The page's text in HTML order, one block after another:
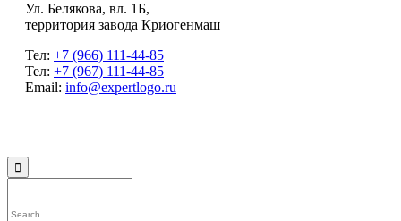
Ул. Белякова, вл. 1Б,
территория завода Криогенмаш
Тел: +7 (966) 111-44-85
Тел: +7 (967) 111-44-85
Email: info@expertlogo.ru
